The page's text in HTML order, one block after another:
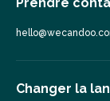
Changer la